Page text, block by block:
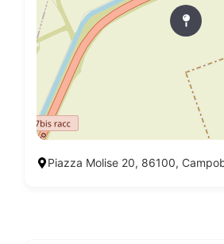
Piazza Molise 20, 86100,